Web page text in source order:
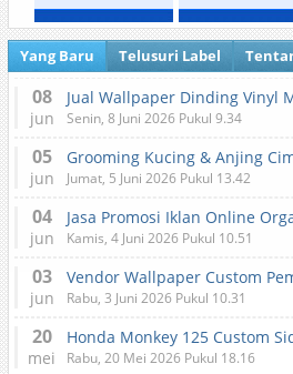
Yang Baru Telusuri Label
08
jun
Jual Wallpaper Dinding Vinyl
Senin, 8 Juni 2026 Pukul 9.34
05
jun Jumat, 5 Juni 2026 Pukul 13.42
04
jun
Jasa Promosi Iklan Online
Kamis, 4 Juni 2026 Pukul 10.51
03
jun
Vendor Wallpaper Custom
Rabu, 3 Juni 2026 Pukul 10.31
20
mei
Honda Monkey 125 Custom
Rabu, 20 Mei 2026 Pukul 18.16